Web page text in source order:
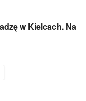
w Kielcach. Na